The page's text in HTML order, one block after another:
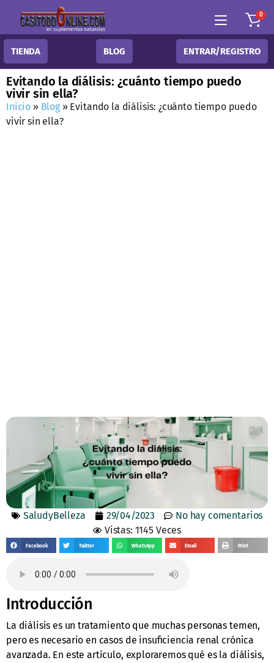
0
TIENDA BLOG ENTRAR/REGISTRO
Evitando la diálisis: ¿cuánto tiempo puedo
vivir sin ella?
Inicio » Blog» Evitando la diálisis: ¿cuánto tiempo puedo
vivir sin ella?
SaludyBelleza 29/04/2023
No hay comentarios
Vistas: 1145 Veces
Facebook Twitter WhatsApp Email Print
Introducción
La diálisis es un tratamiento que muchas personas temen,
pero es necesario en casos de insuficiencia renal crónica
avanzada. En este artículo, exploraremos qué es la diálisis,